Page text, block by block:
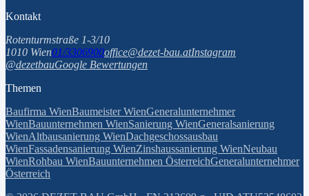
Kontakt
Rotenturmstraße 1-3/10
1010 Wien01/3306900office@dezet-bau.atInstagram
@dezetbauGoogle Bewertungen
Themen
Baufirma WienBaumeister WienGeneralunternehmer
WienBauunternehmen WienSanierung WienGeneralsanierung
WienAltbausanierung WienDachgeschossausbau
WienFassadensanierung WienZinshaussanierung WienNeubau
WienRohbau WienBauunternehmen ÖsterreichGeneralunternehmer
Österreich